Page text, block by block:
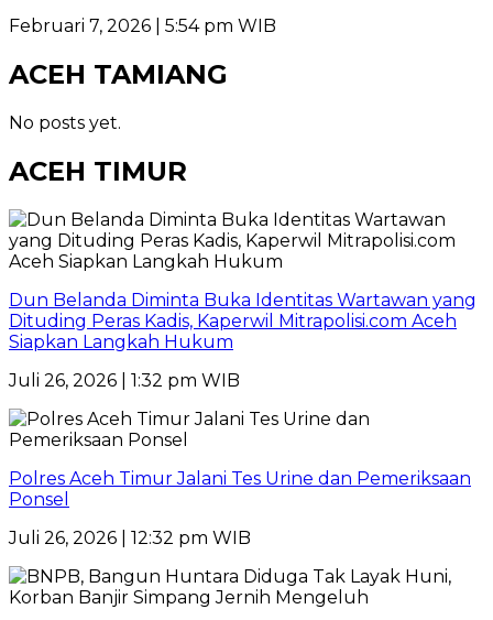
Februari 7, 2026 | 5:54 pm WIB
ACEH TAMIANG
No posts yet.
ACEH TIMUR
Dun Belanda Diminta Buka Identitas Wartawan yang
Dituding Peras Kadis, Kaperwil Mitrapolisi.com Aceh
Siapkan Langkah Hukum
Juli 26, 2026 | 1:32 pm WIB
Polres Aceh Timur Jalani Tes Urine dan Pemeriksaan
Ponsel
Juli 26, 2026 | 12:32 pm WIB